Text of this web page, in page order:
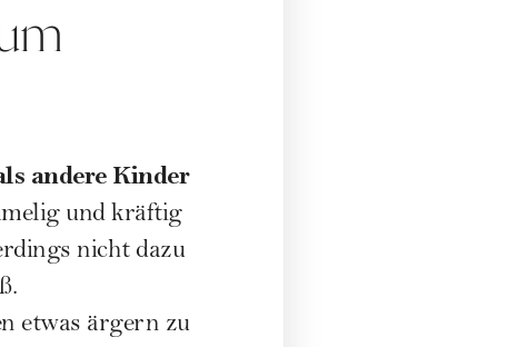
andere Kinder
und kräftig
nicht dazu
etwas ärgern zu